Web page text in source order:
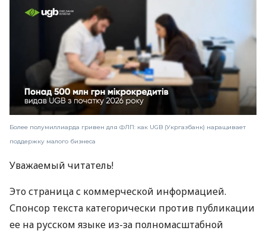
Более полумиллиарда гривен для ФЛП: как UGB (Укргазбанк) наращивает
поддержку малого бизнеса
Уважаемый читатель!
Это страница с коммерческой информацией.
Спонсор текста категорически против публикации
ее на русском языке из-за полномасштабной